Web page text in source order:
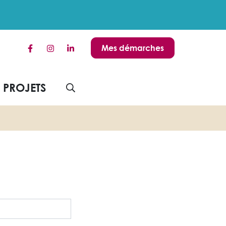
Lien vers le compte Facebook
Lien vers le compte Instagram
Lien vers le compte Linkedin
Mes démarches
PROJETS AFFICHER LA RECHERCHE